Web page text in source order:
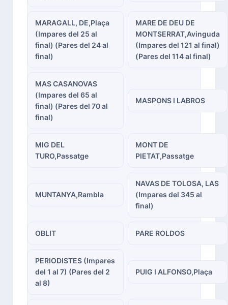
MARAGALL, DE,Plaça
(Impares del 25 al
final) (Pares del 24 al
final)
MARE DE DEU DE
MONTSERRAT,Avinguda
(Impares del 121 al final)
(Pares del 114 al final)
MAS CASANOVAS
(Impares del 65 al
final) (Pares del 70 al
final)
MASPONS I LABROS
MIG DEL
TURO,Passatge
MONT DE
PIETAT,Passatge
MUNTANYA,Rambla
NAVAS DE TOLOSA, LAS
(Impares del 345 al
final)
OBLIT PARE ROLDOS
PERIODISTES (Impares
del 1 al 7) (Pares del 2
al 8)
PUIG I ALFONSO,Plaça